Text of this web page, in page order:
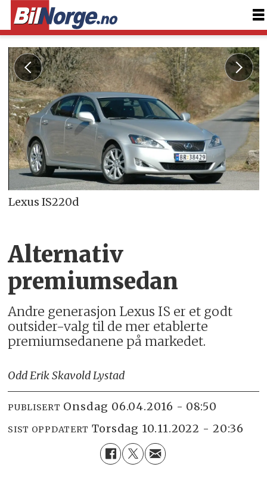
Lexus IS220d
Alternativ
premiumsedan
Andre generasjon Lexus IS er et godt
outsider-valg til de mer etablerte
premiumsedanene på markedet.
Odd Erik Skavold Lystad
PUBLISERT onsdag 06.04.2016 - 08:50
SIST OPPDATERT torsdag 10.11.2022 - 20:36